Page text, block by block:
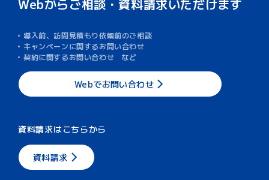
Webからご相談・資料請求いただけます
導入前、訪問見積もり依頼前のご相談
キャンペーンに関するお問い合わせ
契約に関するお問い合わせ など
Webでお問い合わせ
資料請求はこちらから
資料請求